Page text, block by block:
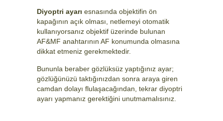
Diyoptri ayarı esnasında objektifin ön
kapağının açık olması, netlemeyi otomatik
kullanıyorsanız objektif üzerinde bulunan
AF&MF anahtarının AF konumunda olmasına
dikkat etmeniz gerekmektedir.
Bununla beraber gözlüksüz yaptığınız ayar;
gözlüğünüzü taktığınızdan sonra araya giren
camdan dolayı flulaşacağından, tekrar diyoptri
ayarı yapmanız gerektiğini unutmamalısınız.